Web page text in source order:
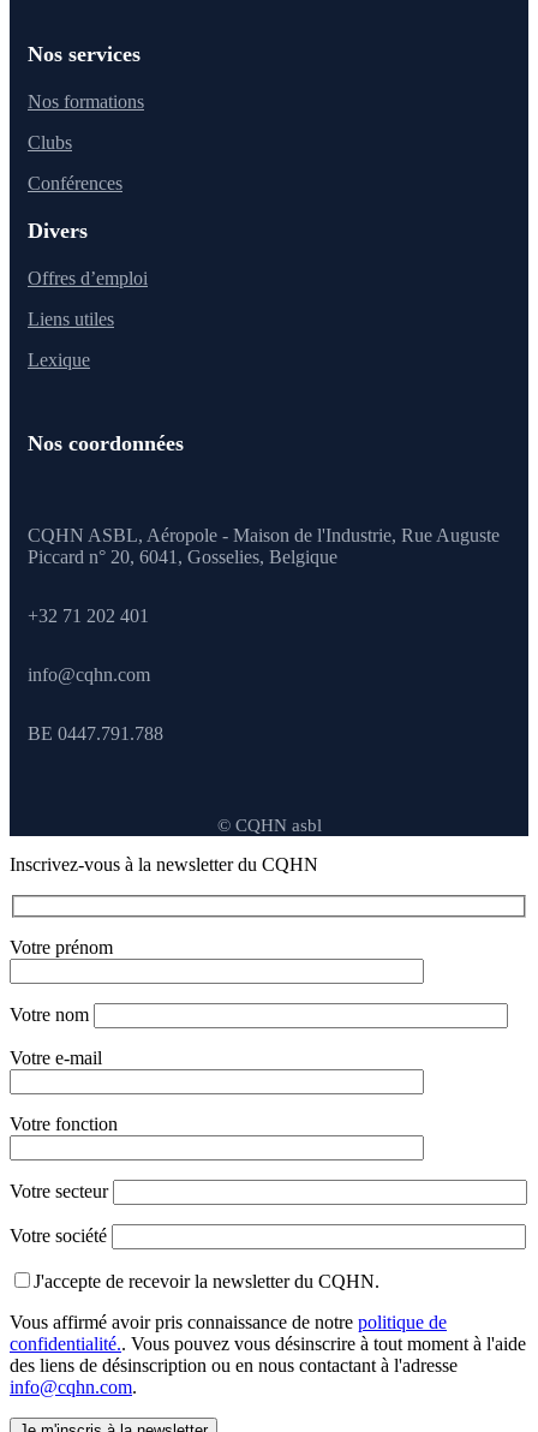
Nos services
Nos formations
Clubs
Conférences
Divers
Offres d’emploi
Liens utiles
Lexique
Nos coordonnées
CQHN ASBL, Aéropole - Maison de l'Industrie, Rue Auguste
Piccard n° 20, 6041, Gosselies, Belgique
+32 71 202 401
info@cqhn.com
BE 0447.791.788
© CQHN asbl
Inscrivez-vous à la newsletter du CQHN
Votre prénom
Votre nom
Votre e-mail
Votre fonction
Votre secteur
Votre société
J'accepte de recevoir la newsletter du CQHN.
Vous affirmé avoir pris connaissance de notre politique de
confidentialité.. Vous pouvez vous désinscrire à tout moment à l'aide
des liens de désinscription ou en nous contactant à l'adresse
info@cqhn.com.